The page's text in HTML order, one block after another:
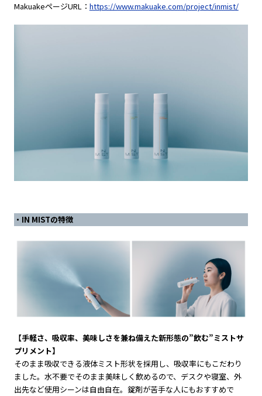
MakuakeページURL： https://www.makuake.com/project/inmist/
・IN MISTの特徴
【手軽さ、吸収率、美味しさを兼ね備えた新形態の”飲む”ミストサ
プリメント】
そのまま吸収できる液体ミスト形状を採用し、吸収率にもこだわり
ました。水不要でそのまま美味しく飲めるので、デスクや寝室、外
出先など使用シーンは自由自在。錠剤が苦手な人にもおすすめで